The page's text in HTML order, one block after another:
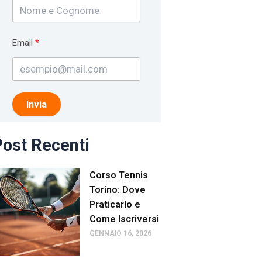
Email
Invia
Recenti
Corso Tennis
Torino: Dove
Praticarlo e
Come Iscriversi
GENNAIO 16, 2026